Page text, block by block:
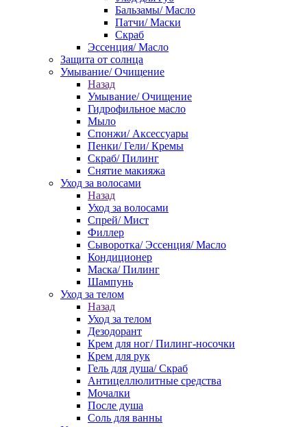
Бальзамы/ Масло
Патчи/ Маски
Скраб
Эссенция/ Масло
Защита от солнца
Умывание/ Очищение
Назад
Умывание/ Очищение
Гидрофильное масло
Мыло
Спонжи/ Аксессуары
Пенки/ Гели/ Кремы
Скраб/ Пилинг
Снятие макияжа
Уход за волосами
Назад
Уход за волосами
Спрей/ Мист
Филлер
Сыворотка/ Эссенция/ Масло
Кондиционер
Маска/ Пилинг
Шампунь
Уход за телом
Назад
Уход за телом
Дезодорант
Крем для ног/ Пилинг-носочки
Крем для рук
Гель для душа/ Скраб
Антицеллюлитные средства
Мочалки
После душа
Соль для ванны